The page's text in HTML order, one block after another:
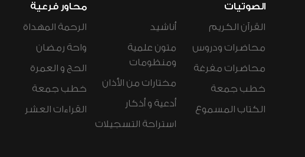
الصوتيات
القرآن الكريم
محاضرات ودروس
محاضرات مفرغة
خطب جمعة
الكتاب المسموع
أناشيد
متون علمية
ومنظومات
مختارات من الأذان
أدعية و أذكار
استراحة التسجيلات
محاور فرعية
الرحمة المهداة
واحة رمضان
الحج و العمرة
خطب جمعة
القراءات العشر